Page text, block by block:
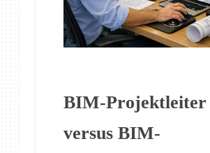
BIM-Projektleiter
versus BIM-